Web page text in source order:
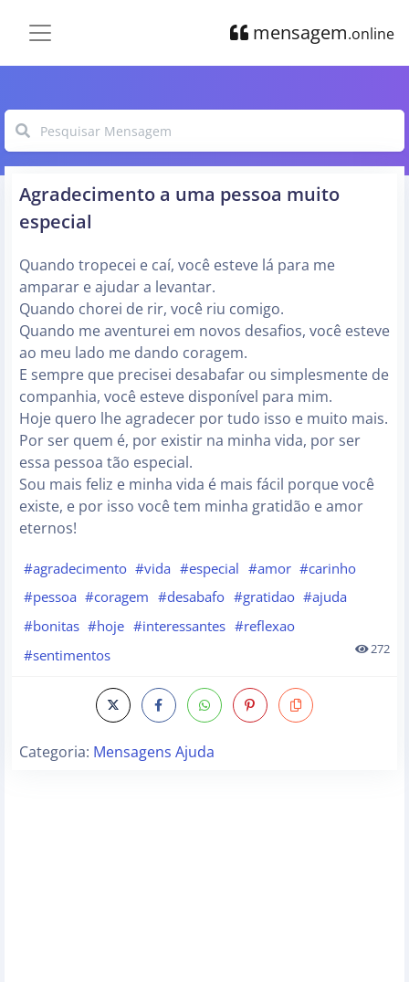
mensagem.online
Agradecimento a uma pessoa muito
especial
Quando tropecei e caí, você esteve lá para me
amparar e ajudar a levantar.
Quando chorei de rir, você riu comigo.
Quando me aventurei em novos desafios, você esteve
ao meu lado me dando coragem.
E sempre que precisei desabafar ou simplesmente de
companhia, você esteve disponível para mim.
Hoje quero lhe agradecer por tudo isso e muito mais.
Por ser quem é, por existir na minha vida, por ser
essa pessoa tão especial.
Sou mais feliz e minha vida é mais fácil porque você
existe, e por isso você tem minha gratidão e amor
eternos!
#agradecimento #vida #especial #amor #carinho
#pessoa #coragem #desabafo #gratidao #ajuda
#bonitas #hoje #interessantes #reflexao
#sentimentos
272
Categoria: Mensagens Ajuda